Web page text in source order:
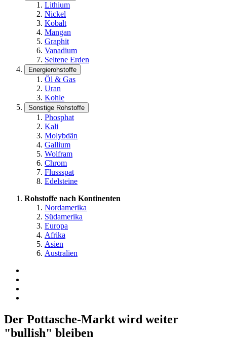
Lithium
Nickel
Kobalt
Mangan
Graphit
Vanadium
Seltene Erden
Energierohstoffe
Öl & Gas
Uran
Kohle
Sonstige Rohstoffe
Phosphat
Kali
Molybdän
Gallium
Wolfram
Chrom
Flussspat
Edelsteine
Rohstoffe nach Kontinenten
Nordamerika
Südamerika
Europa
Afrika
Asien
Australien
Der Pottasche-Markt wird weiter
"bullish" bleiben